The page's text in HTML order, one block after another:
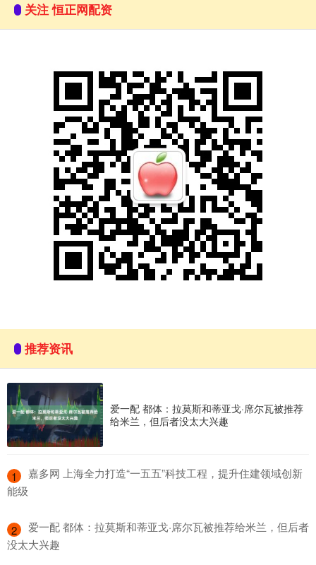
关注 恒正网配资
推荐资讯
爱一配 都体：拉莫斯和蒂亚戈·席尔瓦被推荐
给米兰，但后者没太大兴趣
1
​嘉多网 上海全力打造“一五五”科技工程，提升住建领域创新
能级
2
​爱一配 都体：拉莫斯和蒂亚戈·席尔瓦被推荐给米兰，但后者
没太大兴趣